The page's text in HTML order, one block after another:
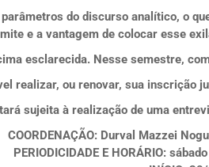
do discurso analítico, o
e a vantagem de colocar esse
esclarecida. Nesse semestre,
realizar, ou renovar, sua inscrição
sujeita à realização de uma
COORDENAÇÃO: Durval Mazzei
PERIODICIDADE E HORÁRIO: